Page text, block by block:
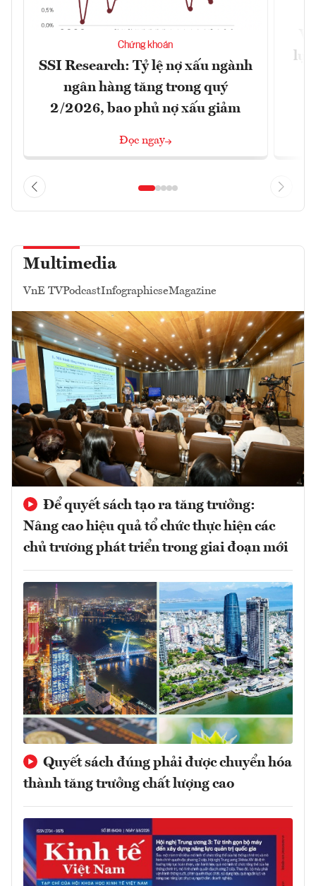
Chứng khoán
SSI Research: Tỷ lệ nợ xấu ngành
ngân hàng tăng trong quý
2/2026, bao phủ nợ xấu giảm
Đọc ngay
lực
Multimedia
VnE TVPodcastInfographicseMagazine
Để quyết sách tạo ra tăng trưởng:
Nâng cao hiệu quả tổ chức thực hiện các
chủ trương phát triển trong giai đoạn mới
Quyết sách đúng phải được chuyển hóa
thành tăng trưởng chất lượng cao